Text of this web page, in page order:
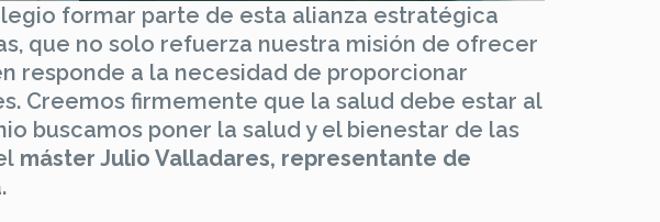
formar parte de esta alianza estratégica
que no solo refuerza nuestra misión de ofrecer
responde a la necesidad de proporcionar
Creemos firmemente que la salud debe estar al
buscamos poner la salud y el bienestar de las
máster Julio Valladares, representante de